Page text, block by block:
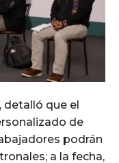
detalló que el
de
podrán
a la fecha,